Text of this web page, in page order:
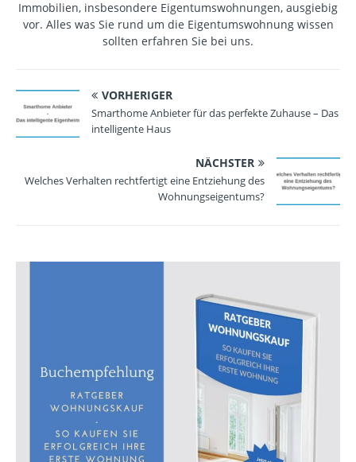
Immobilien, insbesondere Eigentumswohnungen, ausgiebig
vor. Alles was Sie rund um die Eigentumswohnung wissen
sollten erfahren Sie bei uns.
VORHERIGER
Smarthome Anbieter für das perfekte Zuhause – Das
intelligente Haus
NÄCHSTER
Welches Verhalten rechtfertigt eine Entziehung des
Wohnungseigentums?